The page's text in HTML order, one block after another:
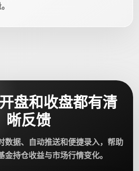
盘和收盘都有清
晰反馈
数据、自动推送和便捷录入，帮助
金持仓收益与市场行情变化。